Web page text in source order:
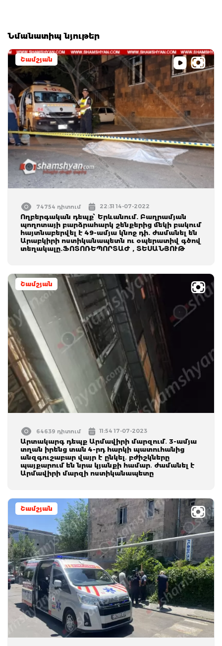
Նմանատիպ նյութեր
Շամշյան
74754 դիտում 22:31 14-07-2022
Ողբերգական դեպք՝ Երևանում. Բաղրամյան
պողոտայի բարձրահարկ շենքերից մեկի բակում
հայտնաբերվել է 49-ամյա կնոջ դի. ժամանել են
Արաբկիրի ոստիկանապետն ու օպերատիվ գծով
տեղակալը.ՖՈՏՈՌԵՊՈՐՏԱԺ , ՏԵՍԱՆՅՈՒԹ
Շամշյան
64639 դիտում 11:54 17-07-2023
Արտակարգ դեպք Արմավիրի մարզում․ 3-ամյա
տղան իրենց տան 4-րդ հարկի պատուհանից
անզգուշաբար վայր է ընկել․ բժիշկները
պայքարում են նրա կյանքի համար․ ժամանել է
Արմավիրի մարզի ոստիկանապետը
Շամշյան